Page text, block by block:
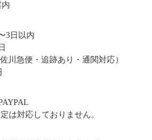
内
3日以内
川急便・追跡あり・通関対応）
は対応しておりません。